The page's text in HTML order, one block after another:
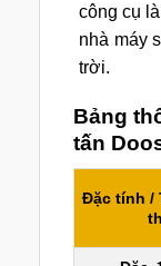
công cụ
nhà máy
trời.
Bảng
tấn
Đặc tính /